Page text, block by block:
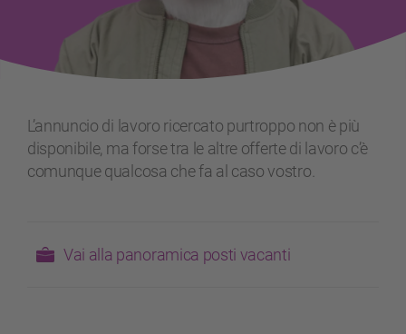
L’annuncio di lavoro ricercato purtroppo non è più
disponibile, ma forse tra le altre offerte di lavoro c’è
comunque qualcosa che fa al caso vostro.
Vai alla panoramica posti vacanti